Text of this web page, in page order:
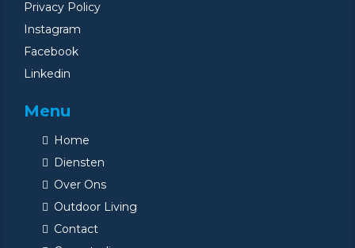
Privacy Policy
Instagram
Facebook
Linkedin
Menu
Home
Diensten
Over Ons
Outdoor Living
Contact